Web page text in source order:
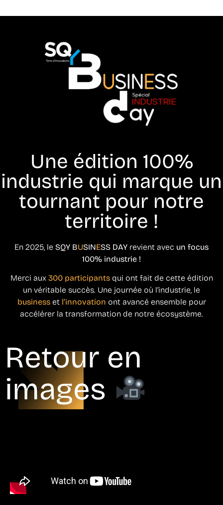
Une édition 100%
industrie qui marque un
tournant pour notre
territoire !
En 2025, le SQY BUSINESS DAY revient avec un focus
100% industrie !
Merci aux 300 participantsqui ont fait de cette édition
un véritable succès. Une journée où l’industrie, le
businesset l’innovation ont avancé ensemble pour
accélérer la transformation de notre écosystème.
Retour en
images